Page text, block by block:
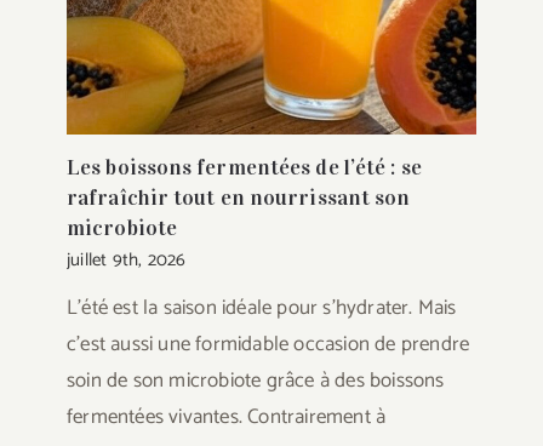
Les boissons fermentées de l’été : se
rafraîchir tout en nourrissant son
microbiote
juillet 9th, 2026
L'été est la saison idéale pour s'hydrater. Mais
c'est aussi une formidable occasion de prendre
soin de son microbiote grâce à des boissons
fermentées vivantes. Contrairement à